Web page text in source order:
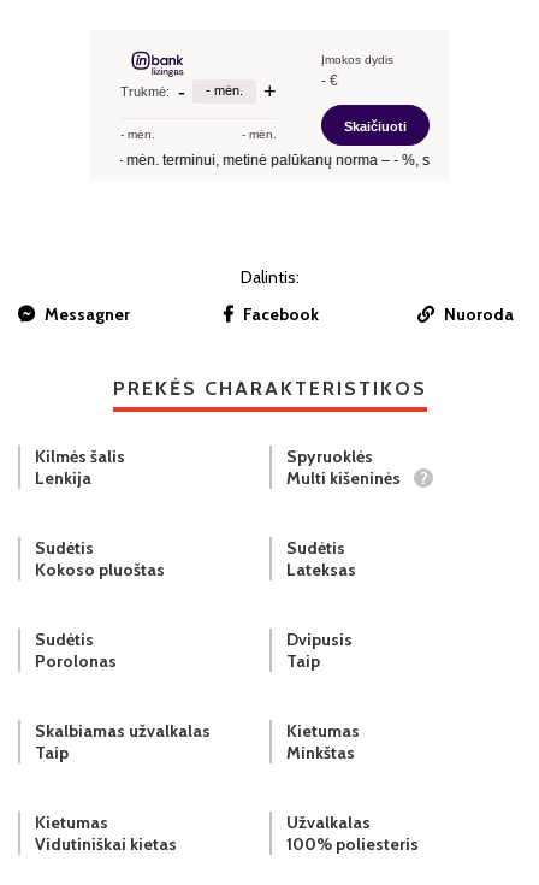
Dalintis:
Messagner
Facebook Nuoroda
PREKĖS CHARAKTERISTIKOS
Kilmės šalis
Lenkija
Spyruoklės
Multi kišeninės
?
Sudėtis
Kokoso pluoštas
Sudėtis
Lateksas
Sudėtis
Porolonas
Dvipusis
Taip
Skalbiamas užvalkalas
Taip
Kietumas
Minkštas
Kietumas
Vidutiniškai kietas
Užvalkalas
100% poliesteris